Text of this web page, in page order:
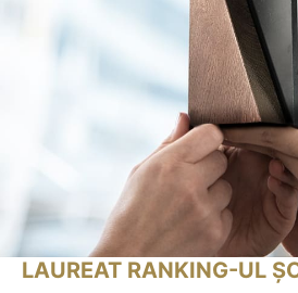
LAUREAT RANKING-UL